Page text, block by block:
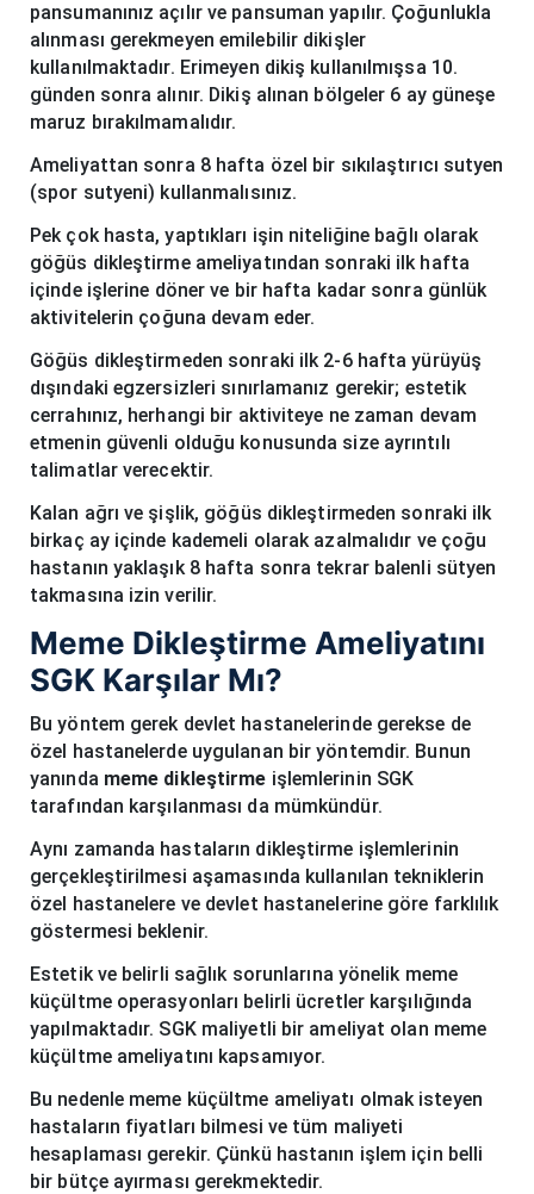
pansumanınız açılır ve pansuman yapılır. Çoğunlukla
alınması gerekmeyen emilebilir dikişler
kullanılmaktadır. Erimeyen dikiş kullanılmışsa 10.
günden sonra alınır. Dikiş alınan bölgeler 6 ay güneşe
maruz bırakılmamalıdır.
Ameliyattan sonra 8 hafta özel bir sıkılaştırıcı sutyen
(spor sutyeni) kullanmalısınız.
Pek çok hasta, yaptıkları işin niteliğine bağlı olarak
göğüs dikleştirme ameliyatından sonraki ilk hafta
içinde işlerine döner ve bir hafta kadar sonra günlük
aktivitelerin çoğuna devam eder.
Göğüs dikleştirmeden sonraki ilk 2-6 hafta yürüyüş
dışındaki egzersizleri sınırlamanız gerekir; estetik
cerrahınız, herhangi bir aktiviteye ne zaman devam
etmenin güvenli olduğu konusunda size ayrıntılı
talimatlar verecektir.
Kalan ağrı ve şişlik, göğüs dikleştirmeden sonraki ilk
birkaç ay içinde kademeli olarak azalmalıdır ve çoğu
hastanın yaklaşık 8 hafta sonra tekrar balenli sütyen
takmasına izin verilir.
Meme Dikleştirme Ameliyatını
SGK Karşılar Mı?
Bu yöntem gerek devlet hastanelerinde gerekse de
özel hastanelerde uygulanan bir yöntemdir. Bunun
yanında meme dikleştirme işlemlerinin SGK
tarafından karşılanması da mümkündür.
Aynı zamanda hastaların dikleştirme işlemlerinin
gerçekleştirilmesi aşamasında kullanılan tekniklerin
özel hastanelere ve devlet hastanelerine göre farklılık
göstermesi beklenir.
Estetik ve belirli sağlık sorunlarına yönelik meme
küçültme operasyonları belirli ücretler karşılığında
yapılmaktadır. SGK maliyetli bir ameliyat olan meme
küçültme ameliyatını kapsamıyor.
Bu nedenle meme küçültme ameliyatı olmak isteyen
hastaların fiyatları bilmesi ve tüm maliyeti
hesaplaması gerekir. Çünkü hastanın işlem için belli
bir bütçe ayırması gerekmektedir.